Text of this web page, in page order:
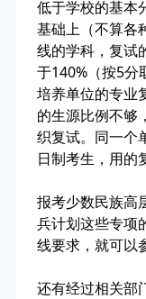
低于学校的基本
基础上（不算各
线的学科，复试
于140%（按5分
培养单位的专业
的生源比例不够
织复试。同一个
日制考生，用的
报考少数民族高
兵计划这些专项
线要求，就可以
还有经过相关部